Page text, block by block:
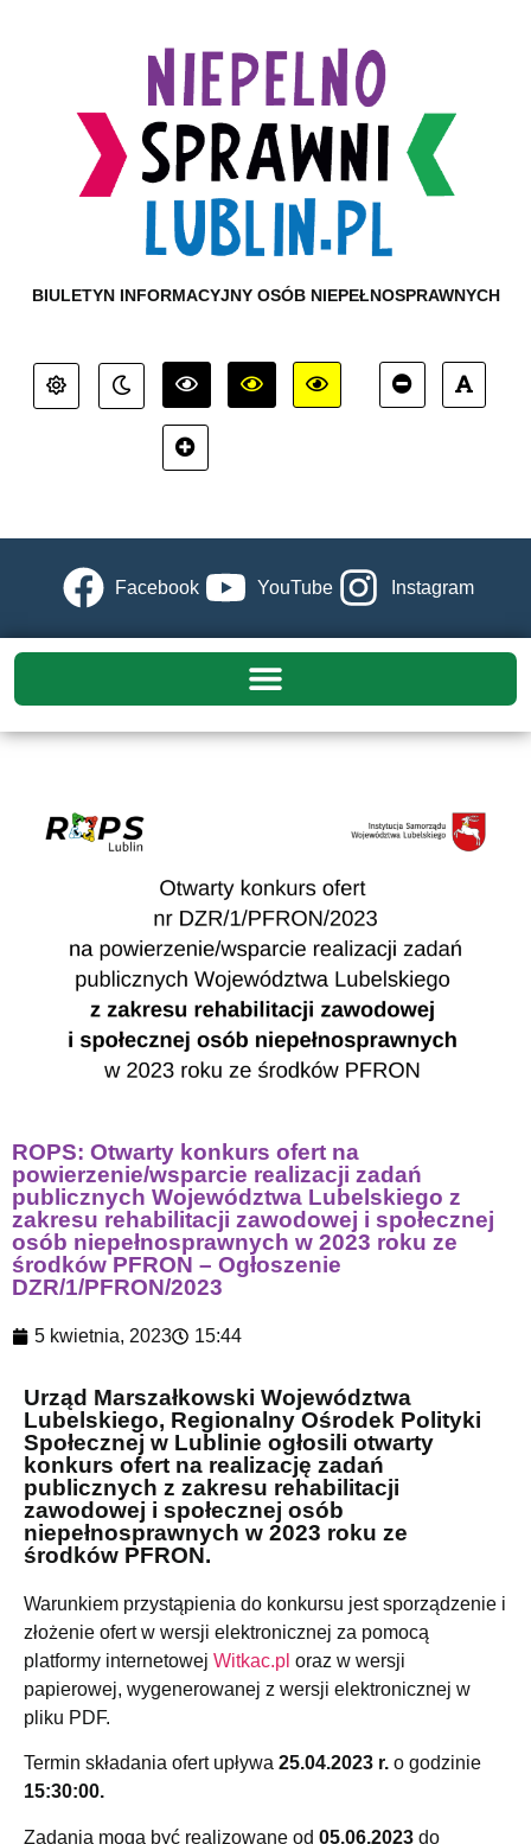
BIULETYN INFORMACYJNY OSÓB NIEPEŁNOSPRAWNYCH
Facebook YouTube Instagram
ROPS: Otwarty konkurs ofert na
powierzenie/wsparcie realizacji zadań
publicznych Województwa Lubelskiego z
zakresu rehabilitacji zawodowej i społecznej
osób niepełnosprawnych w 2023 roku ze
środków PFRON – Ogłoszenie
DZR/1/PFRON/2023
5 kwietnia, 2023 15:44
Urząd Marszałkowski Województwa
Lubelskiego, Regionalny Ośrodek Polityki
Społecznej w Lublinie ogłosili otwarty
konkurs ofert na realizację zadań
publicznych z zakresu rehabilitacji
zawodowej i społecznej osób
niepełnosprawnych w 2023 roku ze
środków PFRON.
Warunkiem przystąpienia do konkursu jest sporządzenie i
złożenie ofert w wersji elektronicznej za pomocą
platformy internetowej Witkac.pl oraz w wersji
papierowej, wygenerowanej z wersji elektronicznej w
pliku PDF.
Termin składania ofert upływa 25.04.2023 r. o godzinie
15:30:00.
Zadania mogą być realizowane od 05.06.2023 do